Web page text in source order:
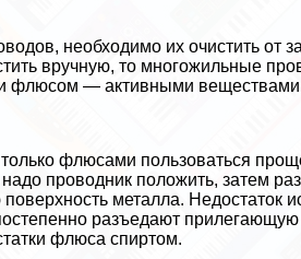
необходимо их очистить от
вручную, то многожильные
— активными веществами,
флюсами пользоваться
проводник положить, затем
металла. Недостаток
разъедают прилегающую
флюса спиртом.